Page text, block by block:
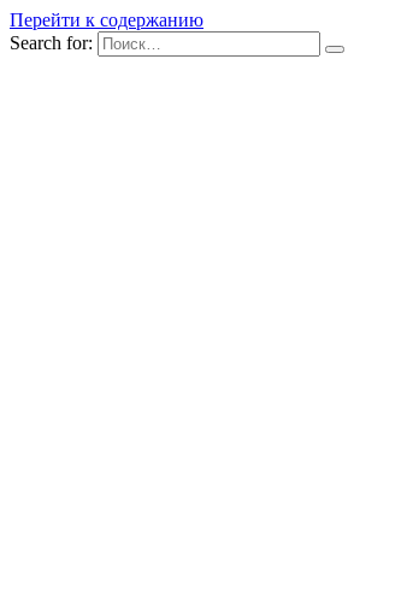
Перейти к содержанию
Search for: